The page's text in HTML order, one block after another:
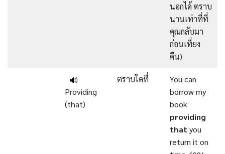
นอกได้ ตราบ
นานเท่าที่ที่
คุณกลับมา
ก่อนเที่ยง
คืน)
🔊
Providing
(that)
ตราบใดที่
You can
borrow my
book
providing
that you
return it on